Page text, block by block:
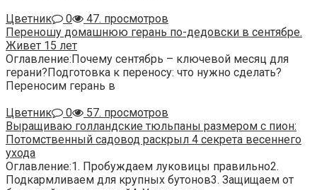
Цветник
0
47. просмотров
Переношу домашнюю герань по-дедовски в сентябре.
Живет 15 лет
Оглавление:Почему сентябрь – ключевой месяц для
герани?Подготовка к переносу: что нужно сделать?
Переносим герань в
Цветник
0
57. просмотров
Выращиваю голландские тюльпаны размером с пион:
Потомственный садовод раскрыл 4 секрета весеннего
ухода
Оглавление:1. Пробуждаем луковицы правильно2.
Подкармливаем для крупных бутонов3. Защищаем от